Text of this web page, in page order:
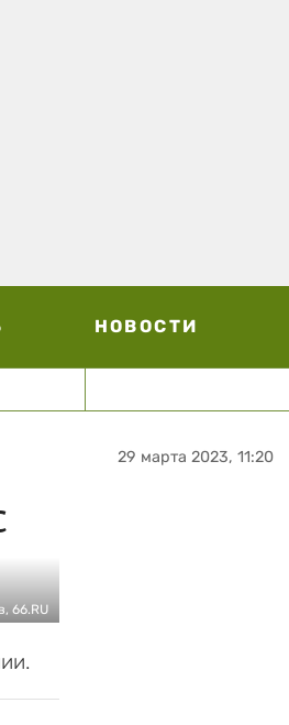
НОВОСТИ
66.RU
29 марта 2023, 11:20